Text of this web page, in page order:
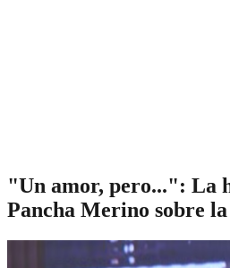
"Un amor, pero...": La
Pancha Merino sobre